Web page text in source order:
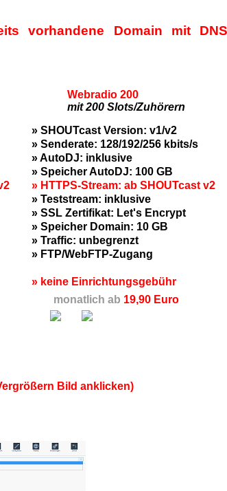
vorhandene Domain mit
Webradio 200
mit 200 Slots/Zuhörern
» SHOUTcast Version: v1/v2
» Senderate: 128/192/256 kbits/s
» AutoDJ: inklusive
» Speicher AutoDJ: 100 GB
» HTTPS-Stream: ab SHOUTcast v2
» Teststream: inklusive
» SSL Zertifikat: Let's Encrypt
» Speicher Domain: 10 GB
» Traffic: unbegrenzt
» FTP/WebFTP-Zugang
» keine Einrichtungsgebühr
monatlich ab 19,90 Euro
Bild anklicken)